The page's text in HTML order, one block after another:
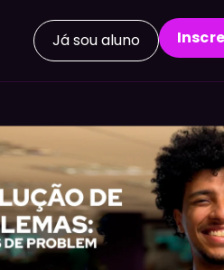
Já sou aluno